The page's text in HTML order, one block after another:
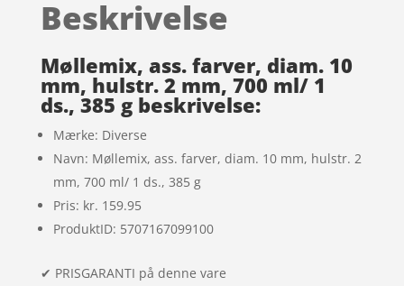
på
mmelser
Beskrivelse
Møllemix, ass. farver, diam. 10
mm, hulstr. 2 mm, 700 ml/ 1
ds., 385 g beskrivelse:
Mærke: Diverse
Navn: Møllemix, ass. farver, diam. 10 mm, hulstr. 2
mm, 700 ml/ 1 ds., 385 g
Pris: kr. 159.95
ProduktID: 5707167099100
✔ PRISGARANTI på denne vare